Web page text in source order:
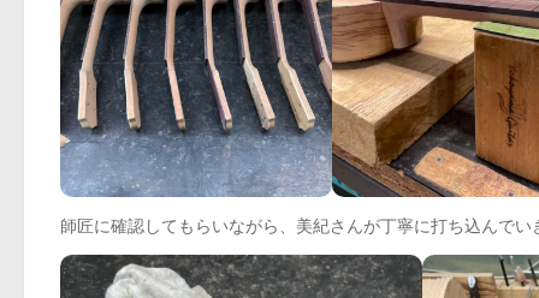
師匠に確認してもらいながら、美紀さんが丁寧に打ち込んでい